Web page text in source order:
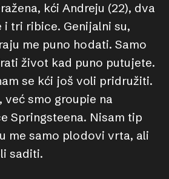
kći Andreju (22), dva
i tri ribice. Genijalni su,
me puno hodati. Samo
život kad puno putujete.
se kći još voli pridružiti.
već smo groupie na
Springsteena. Nisam tip
me samo plodovi vrta, ali
saditi.